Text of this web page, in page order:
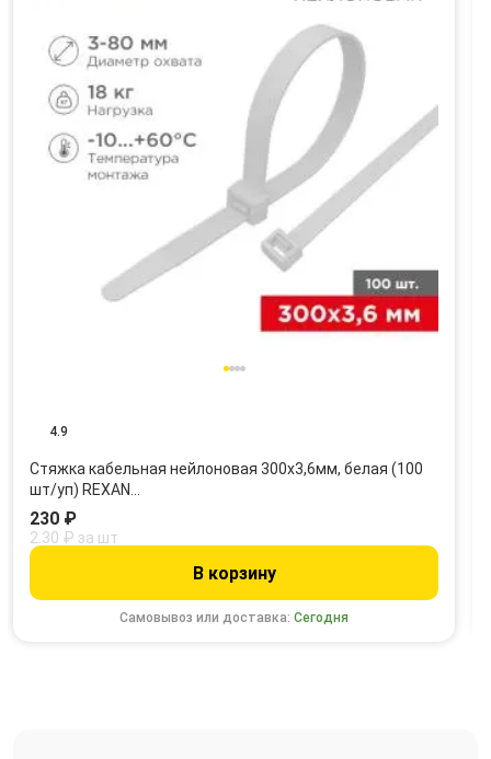
4.9
Стяжка кабельная нейлоновая 300x3,6мм, белая (100
шт/уп) REXAN…
Самовывоз или доставка:Сегодня
230 ₽
2.30 ₽ за шт
В корзину